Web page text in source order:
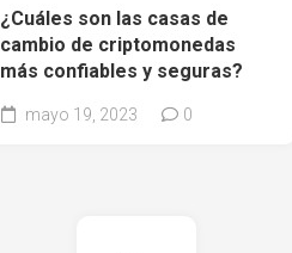
¿Cuáles son las casas de
cambio de criptomonedas
más confiables y seguras?
mayo 19, 2023 0